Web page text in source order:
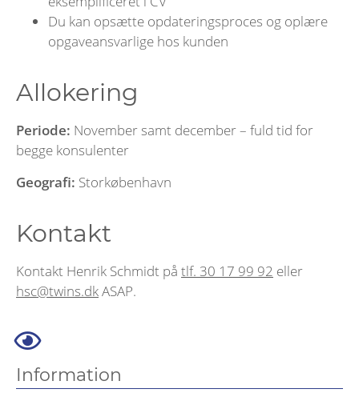
Du kan opsætte opdateringsproces og oplære
opgaveansvarlige hos kunden
Allokering
Periode: November samt december – fuld tid for
begge konsulenter
Geografi: Storkøbenhavn
Kontakt
Kontakt Henrik Schmidt på tlf. 30 17 99 92 eller
hsc@twins.dkASAP.
Information